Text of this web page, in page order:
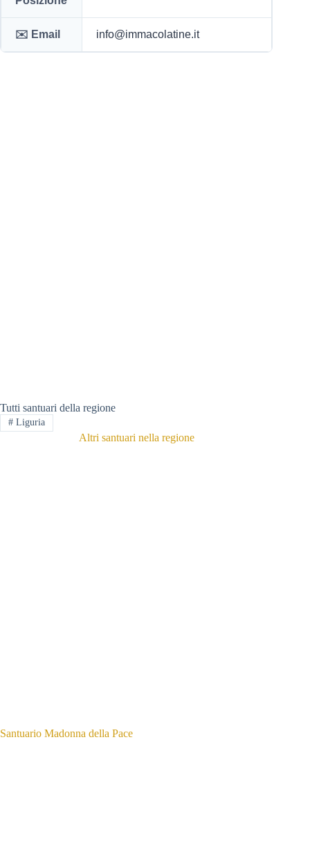
✉️ Email info@immacolatine.it
Tutti santuari della regione
#Liguria
Altri santuari nella regione
Santuario Madonna della Pace